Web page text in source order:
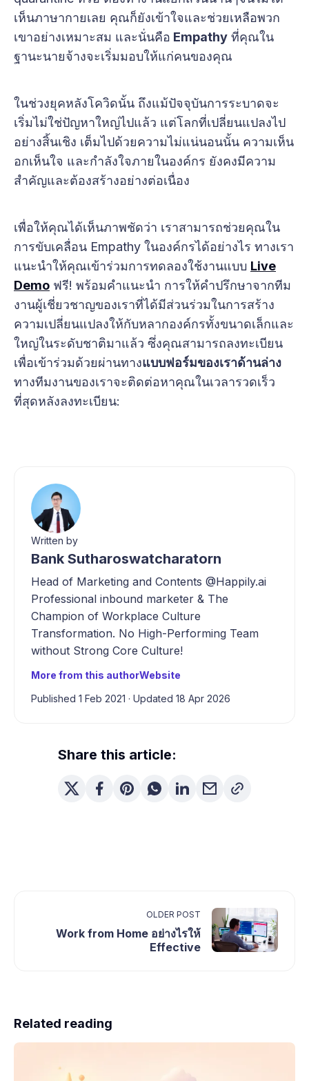
เห็นภาษากายเลย คุณก็ยังเข้าใจและช่วยเหลือพวก
เขาอย่างเหมาะสม และนั่นคือ Empathy ที่คุณใน
ฐานะนายจ้างจะเริ่มมอบให้แก่คนของคุณ
ในช่วงยุคหลังโควิดนั้น ถึงแม้ปัจจุบันการระบาดจะ
เริ่มไม่ใช่ปัญหาใหญ่ไปแล้ว แต่โลกที่เปลี่ยนแปลงไป
อย่างสิ้นเชิง เต็มไปด้วยความไม่แน่นอนนั้น ความเห็น
อกเห็นใจ และกำลังใจภายในองค์กร ยังคงมีความ
สำคัญและต้องสร้างอย่างต่อเนื่อง
เพื่อให้คุณได้เห็นภาพชัดว่า เราสามารถช่วยคุณใน
การขับเคลื่อน Empathy ในองค์กรได้อย่างไร ทางเรา
แนะนำให้คุณเข้าร่วมการทดลองใช้งานแบบ Live
Demo ฟรี! พร้อมคำแนะนำ การให้คำปรึกษาจากทีม
งานผู้เชี่ยวชาญของเราที่ได้มีส่วนร่วมในการสร้าง
ความเปลี่ยนแปลงให้กับหลากองค์กรทั้งขนาดเล็กและ
ใหญ่ในระดับชาติมาแล้ว ซึ่งคุณสามารถลงทะเบียน
เพื่อเข้าร่วมด้วยผ่านทางแบบฟอร์มของเราด้านล่าง
ทางทีมงานของเราจะติดต่อหาคุณในเวลารวดเร็ว
ที่สุดหลังลงทะเบียน:
Written by
Bank Sutharoswatcharatorn
Head of Marketing and Contents @Happily.ai
Professional inbound marketer & The
Champion of Workplace Culture
Transformation. No High-Performing Team
without Strong Core Culture!
More from this authorWebsite
Published 1 Feb 2021 · Updated 18 Apr 2026
Share this article:
OLDER POST
Work from Home อย่างไรให้
Effective
Related reading